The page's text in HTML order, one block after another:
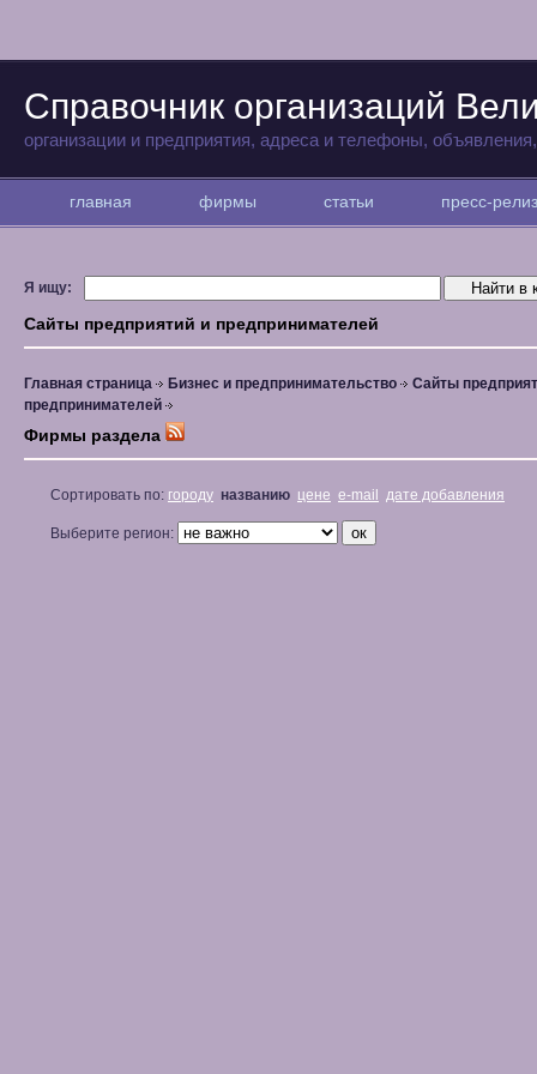
Справочник организаций
организации и предприятия, адреса и телефоны,
главная фирмы статьи пресс-
Я ищу:
Сайты предприятий и предпринимателей
Главная страница Бизнес и предпринимательство
Сайты
предпринимателей
Фирмы раздела
Сортировать по: городу названию цене e-mail дате добавления
Выберите регион: